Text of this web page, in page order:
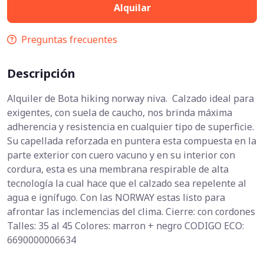
Alquilar
Preguntas frecuentes
Descripción
Alquiler de Bota hiking norway niva. Calzado ideal para
exigentes, con suela de caucho, nos brinda máxima
adherencia y resistencia en cualquier tipo de superficie.
Su capellada reforzada en puntera esta compuesta en la
parte exterior con cuero vacuno y en su interior con
cordura, esta es una membrana respirable de alta
tecnología la cual hace que el calzado sea repelente al
agua e ignífugo. Con las NORWAY estas listo para
afrontar las inclemencias del clima. Cierre: con cordones
Talles: 35 al 45 Colores: marron + negro CODIGO ECO:
6690000006634